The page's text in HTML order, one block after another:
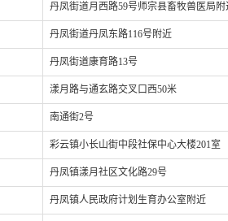
丹凤街道月西路59号师宗县畜牧兽医局附
丹凤街道丹凤东路116号附近
丹凤街道康育路13号
漾月路与通玄路交叉口西50米
南通街2号
彩云镇小长山街中段社保中心大楼201室
丹凤镇漾月社区文化路29号
丹凤镇人民政府计划生育办公室附近